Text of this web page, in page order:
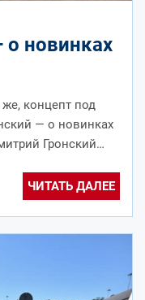
новинках
концепт под
— о новинках
Гронский
ЧИТАТЬ ДАЛЕЕ